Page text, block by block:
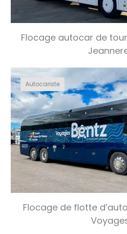
Flocage autocar de
Autocariste
Flocage de flotte